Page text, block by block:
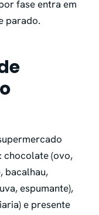
fase entra em
parado.
chocolate (ovo,
bacalhau,
espumante),
e presente